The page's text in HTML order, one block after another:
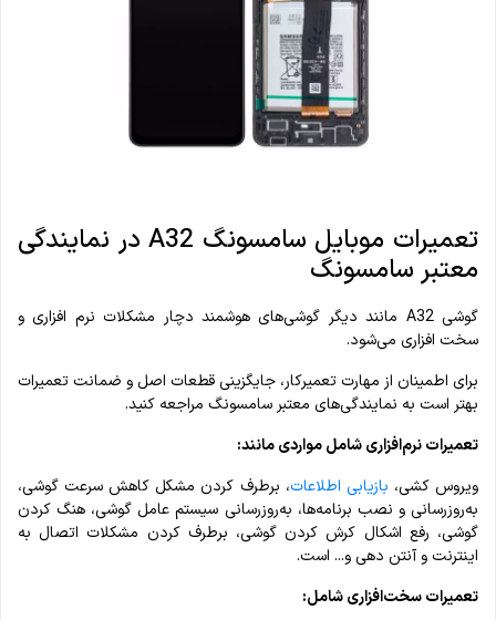
تعمیرات موبایل سامسونگ A32 در نمایندگی
معتبر سامسونگ
گوشی A32 مانند دیگر گوشی‌های هوشمند دچار مشکلات نرم‌ افزاری و
سخت‌ افزاری می‌شود.
برای اطمینان از مهارت تعمیرکار، جایگزینی قطعات اصل و ضمانت تعمیرات
بهتر است به نمایندگی‌های معتبر سامسونگ مراجعه کنید.
تعمیرات نرم‌افزاری شامل مواردی مانند:
ویروس کشی، بازیابی اطلاعات، برطرف کردن مشکل کاهش سرعت گوشی،
به‌روزرسانی و نصب برنامه‌ها، به‌روزرسانی سیستم‌ عامل گوشی، هنگ کردن
گوشی، رفع اشکال کرش کردن گوشی، برطرف کردن مشکلات اتصال به
اینترنت و آنتن دهی و... است.
تعمیرات سخت‌افزاری شامل: